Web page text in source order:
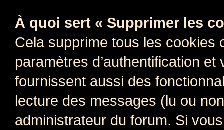
À quoi sert « Supprimer les
Cela supprime tous les cookies
paramètres d’authentification
fournissent aussi des
lecture des messages (lu ou
administrateur du forum. Si